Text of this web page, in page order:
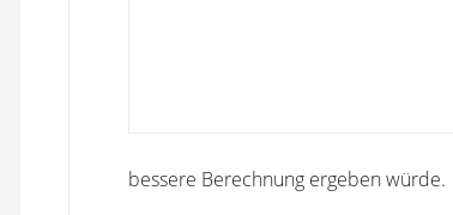
bessere Berechnung ergeben würde.